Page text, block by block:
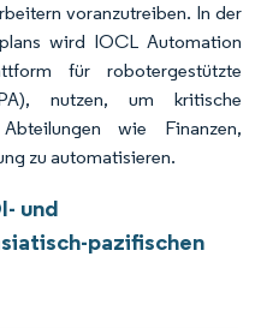
voranzutreiben. In der
wird IOCL Automation
für robotergestützte
nutzen, um kritische
wie Finanzen,
zu automatisieren.
und
pazifischen